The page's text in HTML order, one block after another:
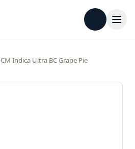
CM Indica Ultra BC Grape Pie